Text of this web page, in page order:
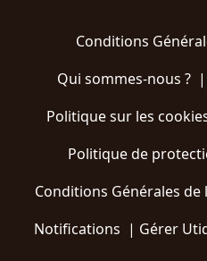
Conditions
Qui sommes-nous ?|
Politique sur les
Politique de
Conditions Générales
Notifications | Gérer